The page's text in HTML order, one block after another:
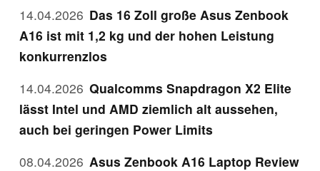
14.04.2026 Das 16 Zoll große Asus Zenbook
A16 ist mit 1,2 kg und der hohen Leistung
konkurrenzlos
14.04.2026 Qualcomms Snapdragon X2 Elite
lässt Intel und AMD ziemlich alt aussehen,
auch bei geringen Power Limits
08.04.2026 Asus Zenbook A16 Laptop Review